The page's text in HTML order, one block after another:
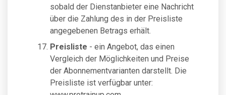
sobald der Dienstanbieter eine Nachricht
über die Zahlung des in der Preisliste
angegebenen Betrags erhält.
Preisliste - ein Angebot, das einen
Vergleich der Möglichkeiten und Preise
der Abonnementvarianten darstellt. Die
Preisliste ist verfügbar unter: